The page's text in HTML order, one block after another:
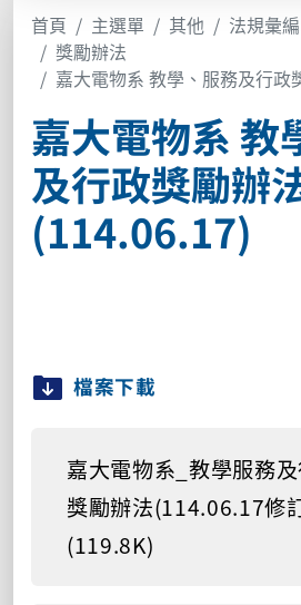
首頁 主選單 其他 法規彙編
獎勵辦法
嘉大電物系 教學、服務及行政
嘉大電物系 教
及行政獎勵辦
(114.06.17)
檔案下載
嘉大電物系_教學服務
獎勵辦法(114.06.17修
(119.8K)